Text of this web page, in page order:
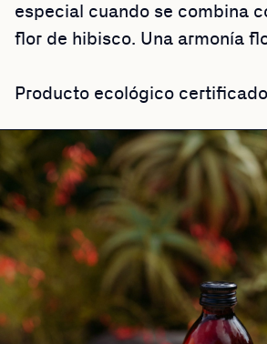
especial cuando se combina
flor de hibisco. Una armonía
Producto ecológico